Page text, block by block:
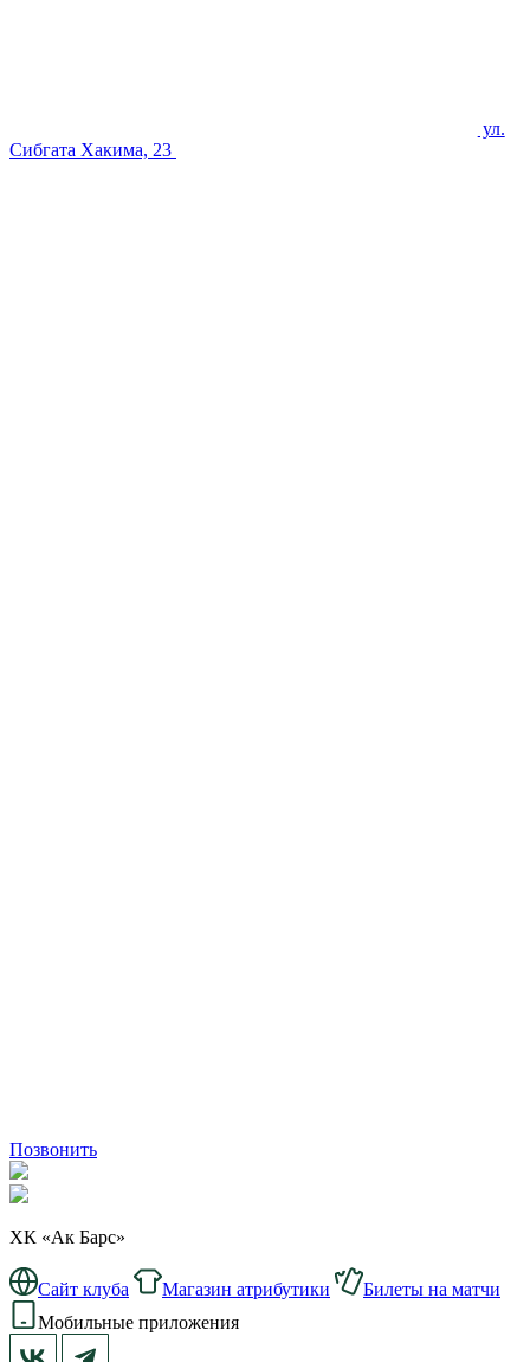
ул.
Сибгата Хакима, 23
Позвонить
ХК «Ак Барс»
Сайт клуба Магазин атрибутики
Билеты на матчи
Мобильные приложения